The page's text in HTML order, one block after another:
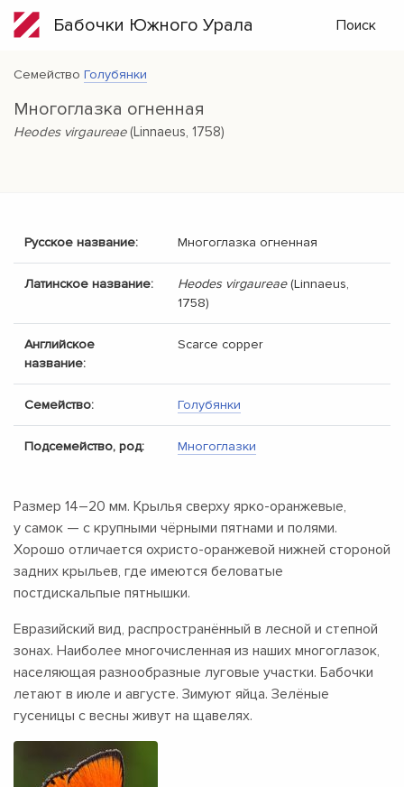
Бабочки Южного Урала Поиск
Семейство Голубянки
Многоглазка огненная
Heodes virgaureae(Linnaeus, 1758)
Русское название: Многоглазка огненная
Латинское название: Heodes virgaureae(Linnaeus,
1758)
Английское
название:
Scarce copper
Семейство: Голубянки
Подсемейство, род: Многоглазки
Размер 14–20 мм. Крылья сверху ярко-оранжевые,
у самок — с крупными чёрными пятнами и полями.
Хорошо отличается охристо-оранжевой нижней стороной
задних крыльев, где имеются беловатые
постдискальпые пятнышки.
Евразийский вид, распространённый в лесной и степной
зонах. Наиболее многочисленная из наших многоглазок,
населяющая разнообразные луговые участки. Бабочки
летают в июле и августе. Зимуют яйца. Зелёные
гусеницы с весны живут на щавелях.